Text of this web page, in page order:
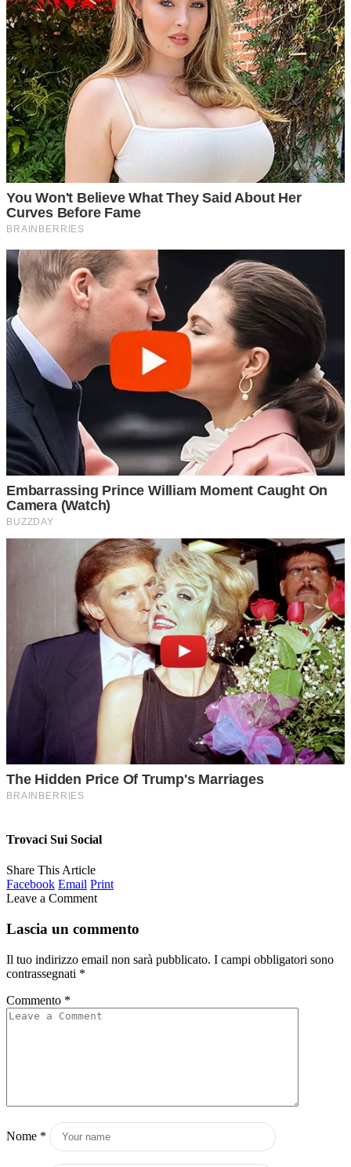
Trovaci Sui Social
Share This Article
Facebook Email Print
Leave a Comment
Lascia un commento
Il tuo indirizzo email non sarà pubblicato. I campi obbligatori sono
contrassegnati *
Commento *
Nome *